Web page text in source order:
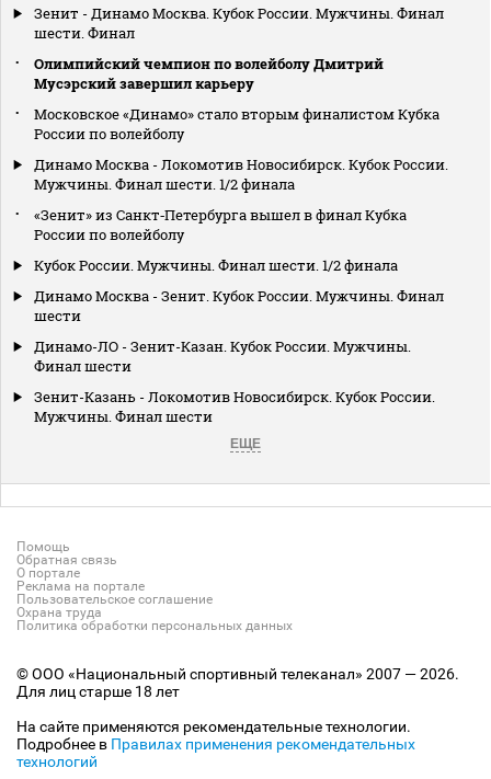
Зенит - Динамо Москва. Кубок России. Мужчины. Финал
шести. Финал
Олимпийский чемпион по волейболу Дмитрий
Мусэрский завершил карьеру
Московское «Динамо» стало вторым финалистом Кубка
России по волейболу
Динамо Москва - Локомотив Новосибирск. Кубок России.
Мужчины. Финал шести. 1/2 финала
«Зенит» из Санкт‑Петербурга вышел в финал Кубка
России по волейболу
Кубок России. Мужчины. Финал шести. 1/2 финала
Динамо Москва - Зенит. Кубок России. Мужчины. Финал
шести
Динамо-ЛО - Зенит-Казан. Кубок России. Мужчины.
Финал шести
Зенит-Казань - Локомотив Новосибирск. Кубок России.
Мужчины. Финал шести
ЕЩЕ
Помощь
Обратная связь
О портале
Реклама на портале
Пользовательское соглашение
Охрана труда
Политика обработки персональных данных
© ООО «Национальный спортивный телеканал» 2007 — 2026.
Для лиц старше 18 лет
На сайте применяются рекомендательные технологии.
Подробнее в Правилах применения рекомендательных
технологий